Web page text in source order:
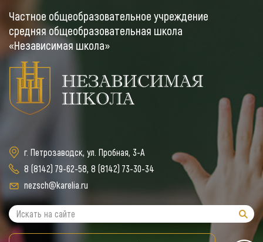
Частное общеобразовательное учреждение
средняя общеобразовательная школа
«Независимая школа»
г. Петрозаводск, ул. Пробная, 3-А
8 (8142) 79-62-58, 8 (8142) 73-30-34
nezsch@karelia.ru